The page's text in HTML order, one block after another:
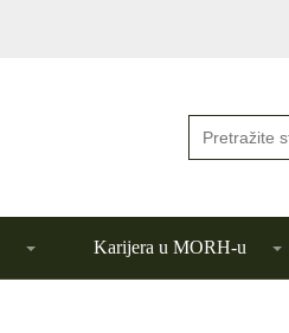
Karijera u MORH-u